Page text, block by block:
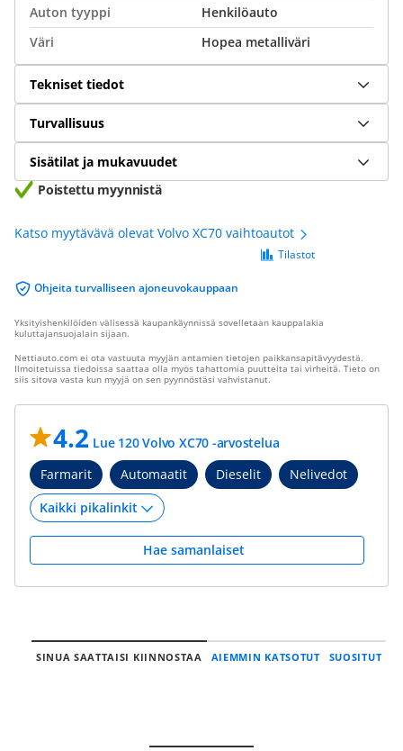
Auton tyyppi
Henkilöauto
Väri
Hopea metalliväri
Tekniset tiedot
Turvallisuus
Sisätilat ja mukavuudet
Poistettu myynnistä
Katso myytävävä olevat Volvo XC70 vaihtoautot
Ohjeita turvalliseen ajoneuvokauppaan
Tilastot
Yksityishenkilöiden välisessä kaupankäynnissä sovelletaan kauppalakia
kuluttajansuojalain sijaan.
Nettiauto.com ei ota vastuuta myyjän antamien tietojen paikkansapitävyydestä.
Ilmoitetuissa tiedoissa saattaa olla myös tahattomia puutteita tai virheitä. Tieto on
siis sitova vasta kun myyjä on sen pyynnöstäsi vahvistanut.
4.2 Lue 120 Volvo XC70 -arvostelua
Farmarit
Automaatit Dieselit Nelivedot
Hae samanlaiset
SINUA SAATTAISI KIINNOSTAA AIEMMIN KATSOTUT SUOSITUT